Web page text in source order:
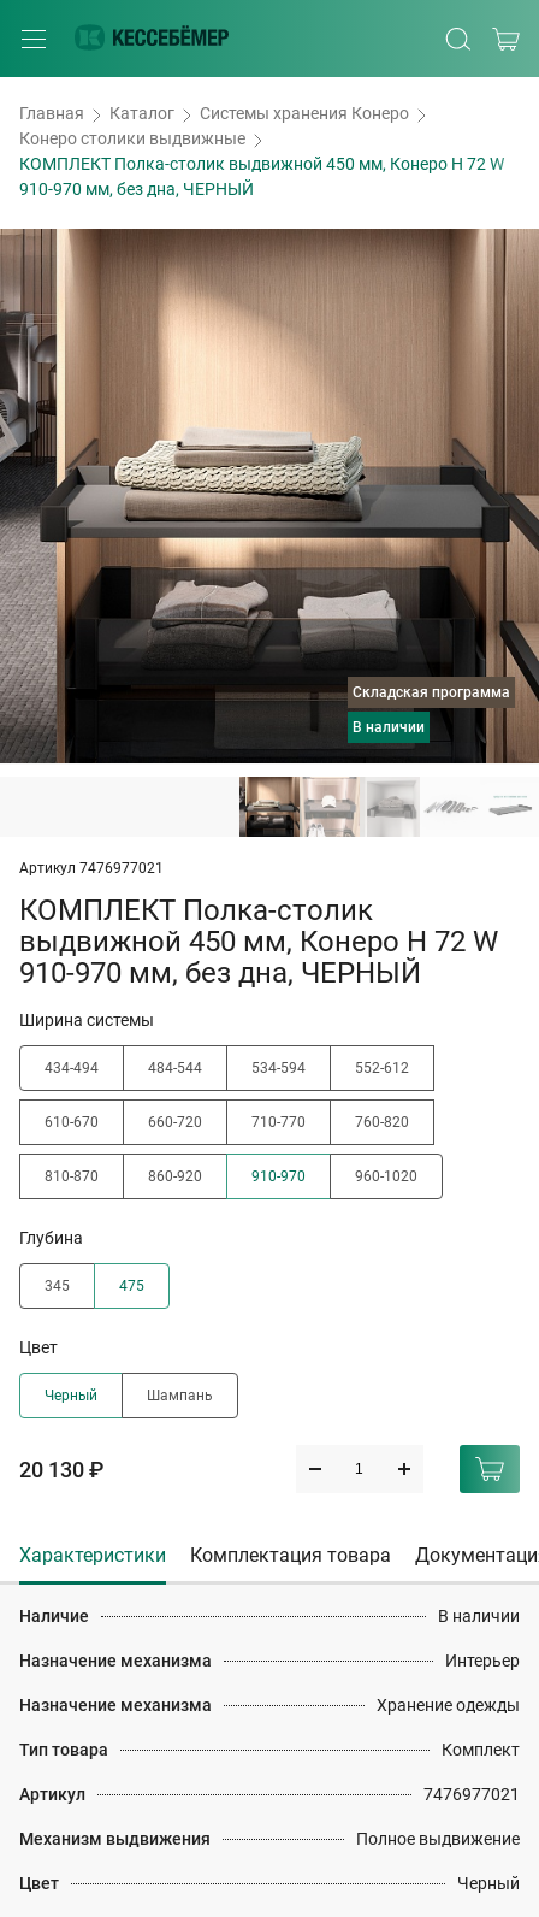
Главная Каталог
Системы хранения Конеро
Конеро столики выдвижные
КОМПЛЕКТ Полка-столик выдвижной 450 мм, Конеро H 72 W
910-970 мм, без дна, ЧЕРНЫЙ
Складская программа
в наличии
Артикул 7476977021
КОМПЛЕКТ Полка-столик
выдвижной 450 мм, Конеро H 72 W
910-970 мм, без дна, ЧЕРНЫЙ
Ширина системы
434-494 484-544 534-594 552-612
610-670 660-720 710-770 760-820
810-870 860-920 910-970 960-1020
Глубина
345 475
Цвет
Черный Шампань
20 130 ₽
Характеристики Комплектация товара
Наличие В наличии
Назначение механизма Интерьер
Назначение механизма Хранение одежды
Тип товара Комплект
Артикул 7476977021
Механизм выдвижения Полное выдвижение
Цвет Черный